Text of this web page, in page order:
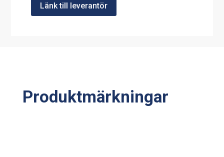
Länk till leverantör
Produktmärkningar